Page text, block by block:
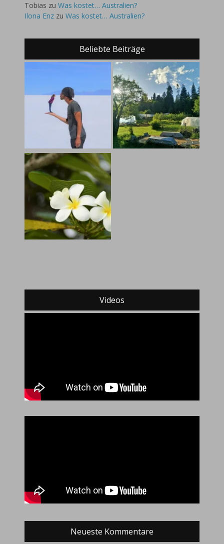
Tobias zu Was kostet… Australien?
Ilona Enz zu Was kostet… Australien?
Beliebte Beiträge
Videos
Neueste Kommentare